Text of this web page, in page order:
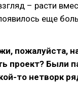
– расти
еще
пожалуйста,
проект? Были
то нетворк